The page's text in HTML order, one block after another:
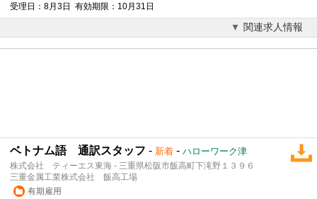
受理日：8月3日 有効期限：10月31日
関連求人情報
ベトナム語 通訳スタッフ - 新着 - ハローワーク津
株式会社 ティーエス東海 - 三重県松阪市飯高町下滝野１３９６
三重金属工業株式会社 飯高工場
有期雇用